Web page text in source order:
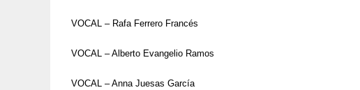
VOCAL – Rafa Ferrero Francés
VOCAL – Alberto Evangelio Ramos
VOCAL – Anna Juesas García